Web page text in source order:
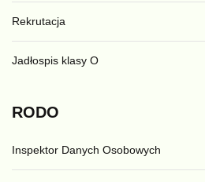
Rekrutacja
Jadłospis klasy O
RODO
Inspektor Danych Osobowych